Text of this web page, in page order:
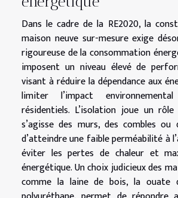
Dans le cadre de la RE2020, la
maison neuve sur-mesure exige
rigoureuse de la consommation
imposent un niveau élevé de
visant à réduire la dépendance aux
limiter l’impact
résidentiels. L’isolation joue un
s’agisse des murs, des combles ou
d’atteindre une faible perméabilité à
éviter les pertes de chaleur et
énergétique. Un choix judicieux des
comme la laine de bois, la ouate